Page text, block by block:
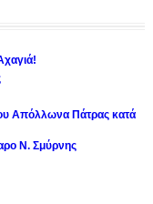
Απόλλωνα Πάτρας κατά
Ν. Σμύρνης